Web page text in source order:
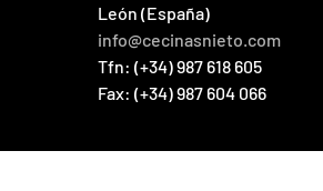
León (España)
info@cecinasnieto.com
Tfn: (+34) 987 618 605
Fax: (+34) 987 604 066